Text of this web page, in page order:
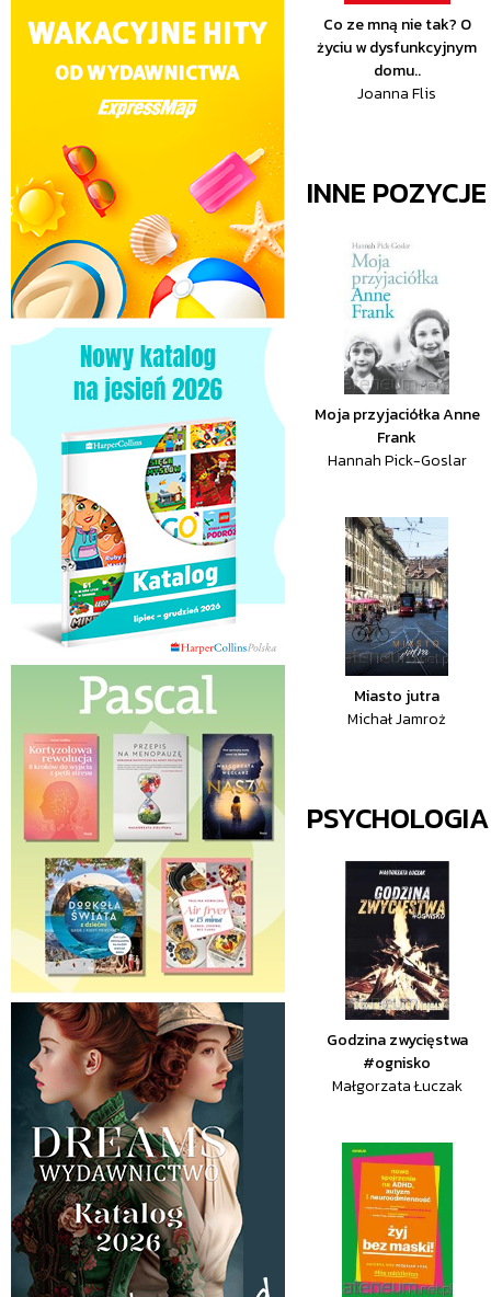
Co ze mną nie tak? O
życiu w dysfunkcyjnym
domu..
Joanna Flis
INNE
Moja przyjaciółka Anne
Frank
Hannah Pick-Goslar
Miasto jutra
Michał Jamroż
PSYCHOLOGIA
Godzina zwycięstwa
#ognisko
Małgorzata Łuczak